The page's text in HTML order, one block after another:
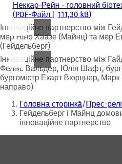
Неккар-Рейн - головний
PDF-Файл
111,30 kB
Інноваційне партнерство між
мер Ніно Хаазе (Майнц) та мер
(Гейдельберг)
Інноваційне партнерство між
Фелікс Вальдер, Юлія Шафт,
бургомістр Екарт Вюрцнер, Марк
направо)
Ти
тут:
Головна сторінка Прес-
Гейдельберг і Майнц
інноваційне партнерство